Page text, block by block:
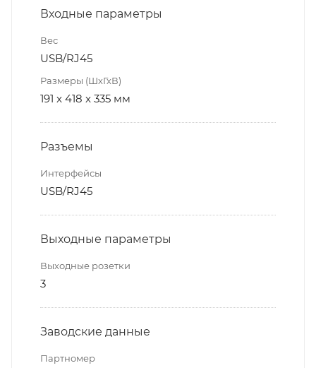
Входные параметры
Вес
USB/RJ45
Размеры (ШхГхВ)
191 x 418 x 335 мм
Разъемы
Интерфейсы
USB/RJ45
Выходные параметры
Выходные розетки
3
Заводские данные
Партномер